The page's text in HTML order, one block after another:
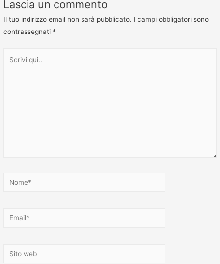
Lascia un commento
Il tuo indirizzo email non sarà pubblicato. I campi obbligatori sono
contrassegnati *